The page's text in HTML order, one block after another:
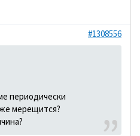
#1308556
периодически
мерещится?